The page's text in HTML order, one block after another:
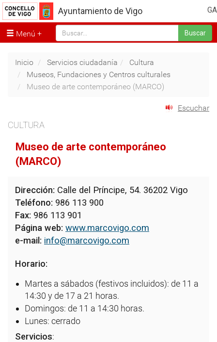
GA
Ayuntamiento de Vigo
Menú Buscar
Inicio Servicios ciudadanía
Cultura
Museos, Fundaciones y Centros culturales
Museo de arte contemporáneo (MARCO)
Escuchar
CULTURA
Museo de arte contemporáneo
(MARCO)
Dirección: Calle del Príncipe, 54. 36202 Vigo
Teléfono: 986 113 900
Fax: 986 113 901
Página web: www.marcovigo.com
e-mail: info@marcovigo.com
Horario:
Martes a sábados (festivos incluidos): de 11 a
14:30 y de 17 a 21 horas.
Domingos: de 11 a 14:30 horas.
Lunes: cerrado
Servicios: